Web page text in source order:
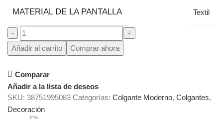
MATERIAL DE LA PANTALLA Textil
Añadir al carrito Comprar ahora
Comparar
Añadir a la lista de deseos
SKU: 38751995083 Categorías: Colgante Moderno, Colgantes,
Decoración